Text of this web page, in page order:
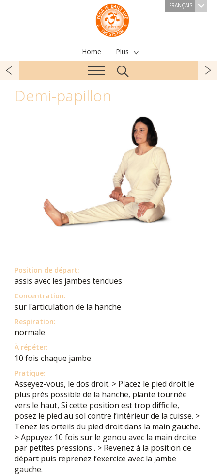
FRANÇAIS
Home Plus
Demi-papillon
Position de départ:
assis avec les jambes tendues
Concentration:
sur l’articulation de la hanche
Respiration:
normale
À répéter:
10 fois chaque jambe
Pratique:
Asseyez-vous, le dos droit. > Placez le pied droit le
plus près possible de la hanche, plante tournée
vers le haut, Si cette position est trop difficile,
posez le pied au sol contre l’intérieur de la cuisse. >
Tenez les orteils du pied droit dans la main gauche.
> Appuyez 10 fois sur le genou avec la main droite
par petites pressions . > Revenez à la position de
départ puis reprenez l’exercice avec la jambe
gauche.